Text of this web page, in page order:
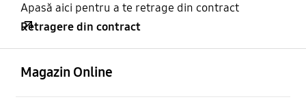
Apasă aici pentru a te retrage din contract
Retragere din contract
Magazin Online